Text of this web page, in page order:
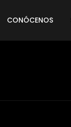
CONÓCENOS